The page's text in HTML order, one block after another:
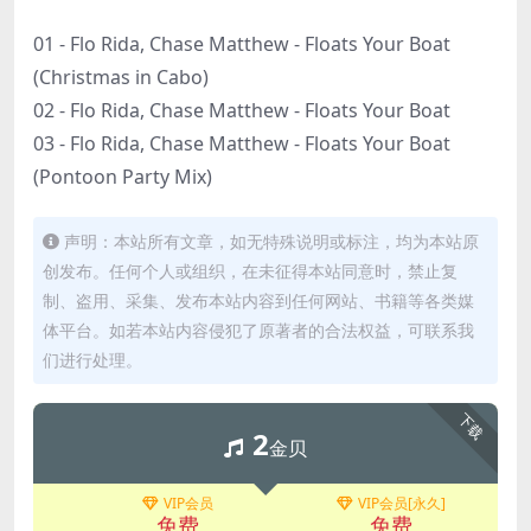
01 - Flo Rida, Chase Matthew - Floats Your Boat
(Christmas in Cabo)
02 - Flo Rida, Chase Matthew - Floats Your Boat
03 - Flo Rida, Chase Matthew - Floats Your Boat
(Pontoon Party Mix)
声明：本站所有文章，如无特殊说明或标注，均为本站原
创发布。任何个人或组织，在未征得本站同意时，禁止复
制、盗用、采集、发布本站内容到任何网站、书籍等各类媒
体平台。如若本站内容侵犯了原著者的合法权益，可联系我
们进行处理。
下载
2金贝
VIP会员
免费
VIP会员[永久]
免费